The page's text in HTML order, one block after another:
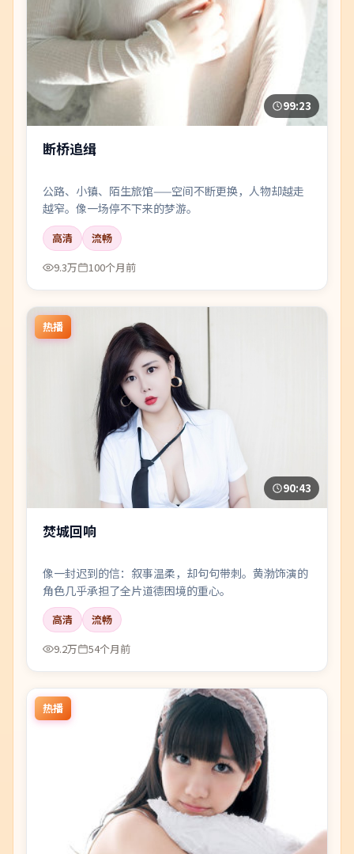
99:23
断桥追缉
公路、小镇、陌生旅馆——空间不断更换，人物却越走
越窄。像一场停不下来的梦游。
高清
流畅
9.3万
100个月前
热播
90:43
焚城回响
像一封迟到的信：叙事温柔，却句句带刺。黄渤饰演的
角色几乎承担了全片道德困境的重心。
高清
流畅
9.2万
54个月前
热播